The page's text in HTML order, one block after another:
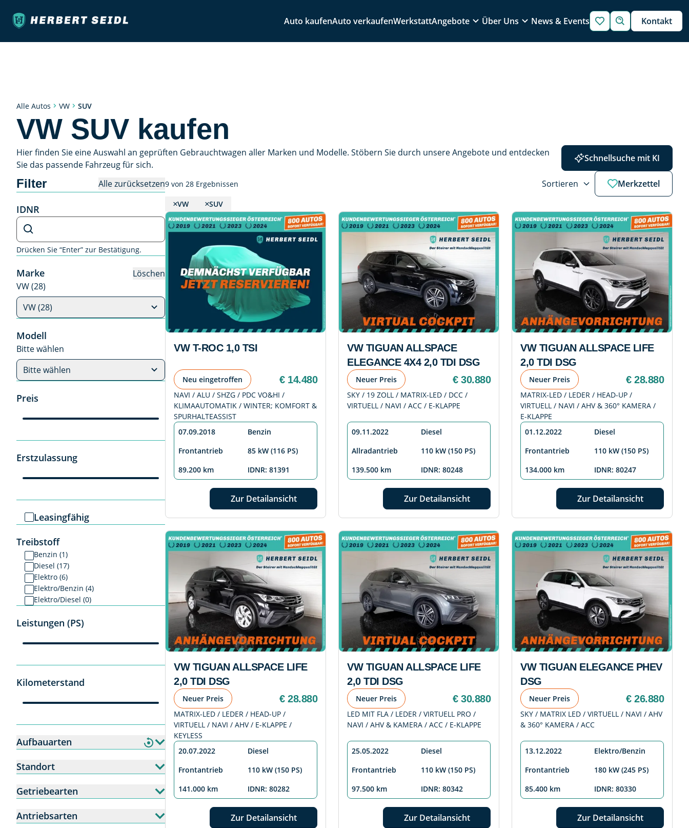
Auto kaufenAuto verkaufenWerkstattAngebote Über Uns News & Events Kontakt
Alle Autos VW SUV
VW SUV kaufen
Hier finden Sie eine Auswahl an geprüften Gebrauchtwagen aller Marken und Modelle. Stöbern Sie durch unsere Angebote und entdecken
Sie das passende Fahrzeug für sich.
Schnellsuche mit KI
Filter Alle zurücksetzen
IDNR
IDNR
Drücken Sie “Enter” zur Bestätigung.
Marke
Löschen
VW (28)
VW (28)
Modell
Bitte wählen
Bitte wählen
Preis
Erstzulassung
Leasingfähig
Treibstoff
Benzin (1)
Diesel (17)
Elektro (6)
Elektro/Benzin (4)
Elektro/Diesel (0)
Leistungen (PS)
Kilometerstand
Aufbauarten
Standort
Getriebearten
Antriebsarten
Merkzettel
9 von 28 Ergebnissen Sortieren
VW SUV
VW T-ROC 1,0 TSI
Neu eingetroffen € 14.480
NAVI / ALU / SHZG / PDC VO&HI /
KLIMAAUTOMATIK / WINTER; KOMFORT &
SPURHALTEASSIST
07.09.2018
Benzin
Frontantrieb
85 kW (116 PS)
89.200 km
IDNR: 81391
Zur Detailansicht
VW TIGUAN ALLSPACE
ELEGANCE 4X4 2,0 TDI DSG
Neuer Preis € 30.880
SKY / 19 ZOLL / MATRIX-LED / DCC /
VIRTUELL / NAVI / ACC / E-KLAPPE
09.11.2022
Diesel
Allradantrieb
110 kW (150 PS)
139.500 km
IDNR: 80248
Zur Detailansicht
VW TIGUAN ALLSPACE LIFE
2,0 TDI DSG
Neuer Preis € 28.880
MATRIX-LED / LEDER / HEAD-UP /
VIRTUELL / NAVI / AHV & 360° KAMERA /
E-KLAPPE
01.12.2022
Diesel
Frontantrieb
110 kW (150 PS)
134.000 km
IDNR: 80247
Zur Detailansicht
VW TIGUAN ALLSPACE LIFE
2,0 TDI DSG
Neuer Preis € 28.880
MATRIX-LED / LEDER / HEAD-UP /
VIRTUELL / NAVI / AHV / E-KLAPPE /
KEYLESS
20.07.2022
Diesel
Frontantrieb
110 kW (150 PS)
141.000 km
IDNR: 80282
Zur Detailansicht
VW TIGUAN ALLSPACE LIFE
2,0 TDI DSG
Neuer Preis € 30.880
LED MIT FLA / LEDER / VIRTUELL PRO /
NAVI / AHV & KAMERA / ACC / E-KLAPPE
25.05.2022
Diesel
Frontantrieb
110 kW (150 PS)
97.500 km
IDNR: 80342
Zur Detailansicht
VW TIGUAN ELEGANCE PHEV
DSG
Neuer Preis € 26.880
SKY / MATRIX LED / VIRTUELL / NAVI / AHV
& 360° KAMERA / ACC
13.12.2022
Elektro/Benzin
Frontantrieb
180 kW (245 PS)
85.400 km
IDNR: 80330
Zur Detailansicht